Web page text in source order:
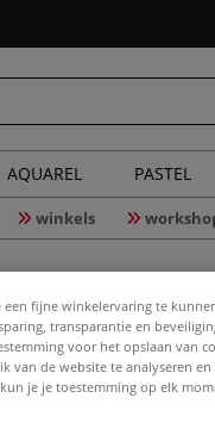
AQUAREL PASTEL
winkels
fijne winkelervaring te
transparantie en
voor het opslaan van
van de website te analyseren en
je je toestemming op elk